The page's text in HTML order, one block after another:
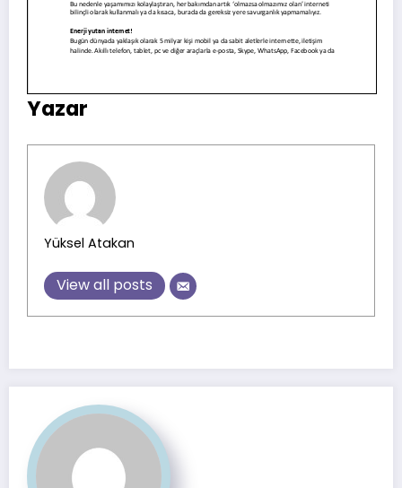
Yazar
Yüksel Atakan
View all posts